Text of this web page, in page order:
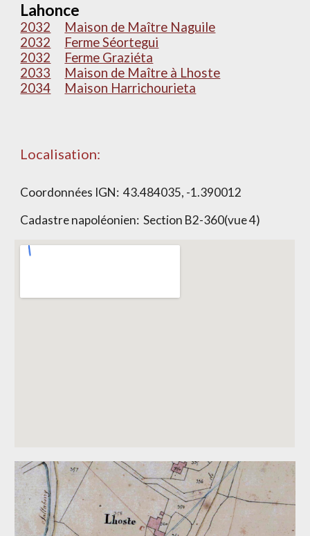
Lahonce
2032
Maison de Maître Naguile
2032
Ferme Séortegui
2032
Ferme Graziéta
2033
Maison de Maître à Lhoste
2034
Maison Harrichourieta
Localisation:
Coordonnées IGN:43.484035, -1.390012
Cadastre napoléonien: Section B2-360(vue 4)